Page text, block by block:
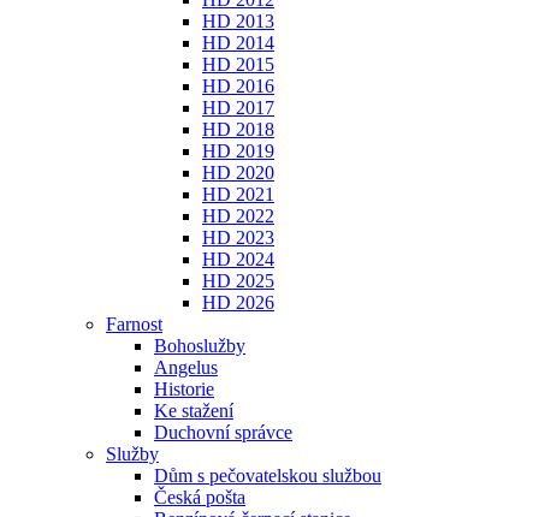
HD 2013
HD 2014
HD 2015
HD 2016
HD 2017
HD 2018
HD 2019
HD 2020
HD 2021
HD 2022
HD 2023
HD 2024
HD 2025
HD 2026
Farnost
Bohoslužby
Angelus
Historie
Ke stažení
Duchovní správce
Služby
Dům s pečovatelskou službou
Česká pošta